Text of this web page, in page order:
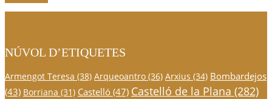
NÚVOL D’ETIQUETES
Armengot Teresa (38) Arqueoantro (36) Arxius (34) Bombardejos
(43) Borriana (31) Castelló (47) Castelló de la Plana (282)